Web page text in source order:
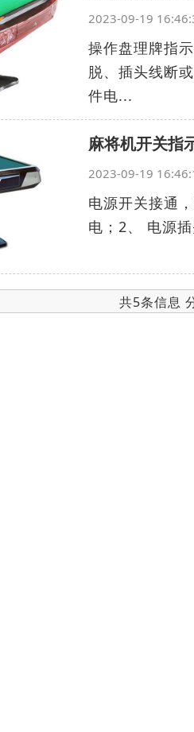
2023-09-19
操作盘理牌指
脱、插头线断
件电...
麻将机开关指
2023-09-19
电源开关接通
电；2、 电源
共5条信息